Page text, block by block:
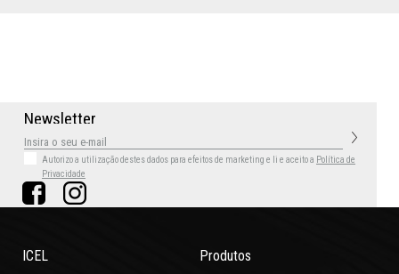
Newsletter
Autorizo a utilização destes dados para efeitos de marketing e li e aceito a Política de
Privacidade
ICEL Produtos